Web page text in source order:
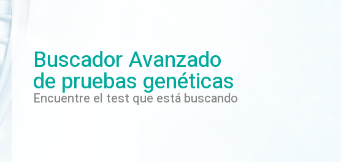
Buscador Avanzado
de pruebas genéticas
Encuentre el test que está buscando